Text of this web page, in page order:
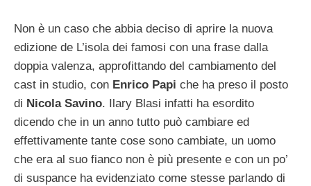
Non è un caso che abbia deciso di aprire la nuova
edizione de L’isola dei famosi con una frase dalla
doppia valenza, approfittando del cambiamento del
cast in studio, con Enrico Papi che ha preso il posto
di Nicola Savino. Ilary Blasi infatti ha esordito
dicendo che in un anno tutto può cambiare ed
effettivamente tante cose sono cambiate, un uomo
che era al suo fianco non è più presente e con un po’
di suspance ha evidenziato come stesse parlando di